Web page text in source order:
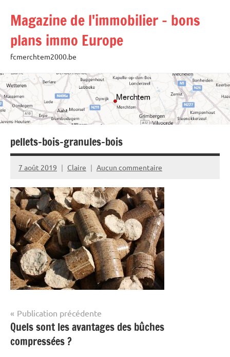
contenu
Magazine de l'immobilier – bons
plans immo Europe
fcmerchtem2000.be
pellets-bois-granules-bois
7 août 2019 Claire Aucun commentaire
Navigation
de
l’article
Publication précédente
Quels sont les avantages des bûches
compressées ?